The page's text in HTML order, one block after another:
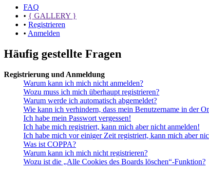
FAQ
• { GALLERY }
• Registrieren
• Anmelden
Häufig gestellte Fragen
Registrierung und Anmeldung
Warum kann ich mich nicht anmelden?
Wozu muss ich mich überhaupt registrieren?
Warum werde ich automatisch abgemeldet?
Wie kann ich verhindern, dass mein Benutzername in der
Ich habe mein Passwort vergessen!
Ich habe mich registriert, kann mich aber nicht anmelden!
Ich habe mich vor einiger Zeit registriert, kann mich aber
Was ist COPPA?
Warum kann ich mich nicht registrieren?
Wozu ist die „Alle Cookies des Boards löschen“-Funktion?